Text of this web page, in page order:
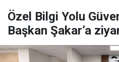
Özel Bilgi Yolu
Başkan Şakar’a